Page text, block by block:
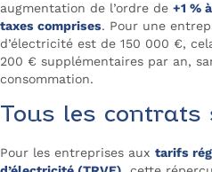
augmentation de l’ordre de +1 %
taxes comprises. Pour une
d’électricité est de 150 000 €,
200 € supplémentaires par an,
consommation.
Tous les contrats
Pour les entreprises aux tarifs